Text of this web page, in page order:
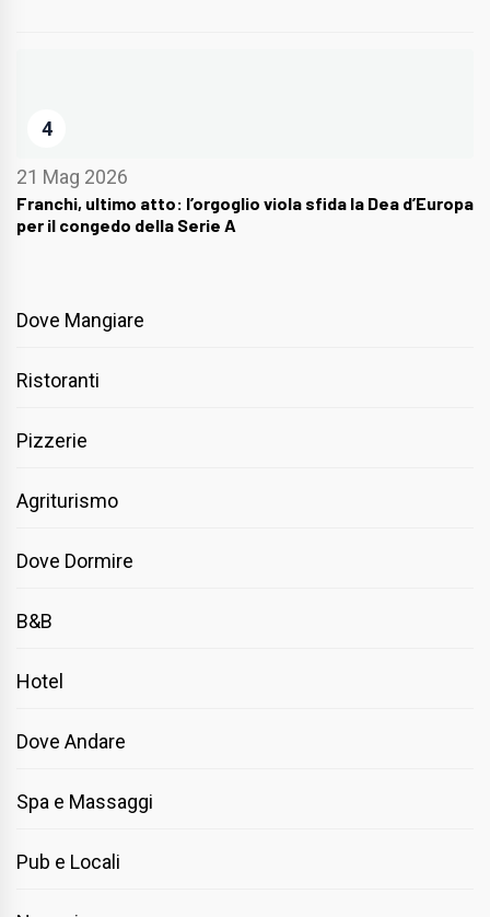
4
21 Mag 2026
Franchi, ultimo atto: l’orgoglio viola sfida la Dea d’Europa
per il congedo della Serie A
Dove Mangiare
Ristoranti
Pizzerie
Agriturismo
Dove Dormire
B&B
Hotel
Dove Andare
Spa e Massaggi
Pub e Locali